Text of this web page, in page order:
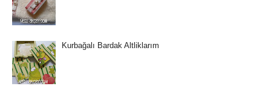
Kurbağalı Bardak Altliklarım